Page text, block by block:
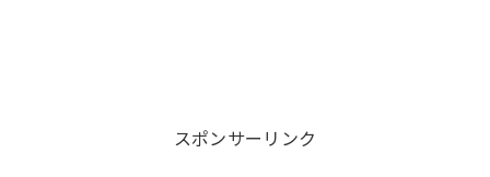
スポンサーリンク